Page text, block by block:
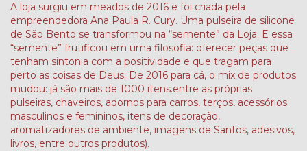
A loja surgiu em meados de 2016 e foi criada pela
empreendedora Ana Paula R. Cury. Uma pulseira de silicone
de São Bento se transformou na “semente” da Loja. E essa
“semente” frutificou em uma filosofia: oferecer peças que
tenham sintonia com a positividade e que tragam para
perto as coisas de Deus. De 2016 para cá, o mix de produtos
mudou: já são mais de 1000 itens.entre as próprias
pulseiras, chaveiros, adornos para carros, terços, acessórios
masculinos e femininos, itens de decoração,
aromatizadores de ambiente, imagens de Santos, adesivos,
livros, entre outros produtos).